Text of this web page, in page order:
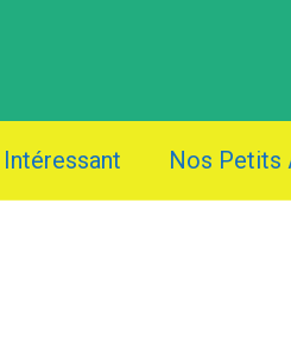
Intéressant Nos Petits